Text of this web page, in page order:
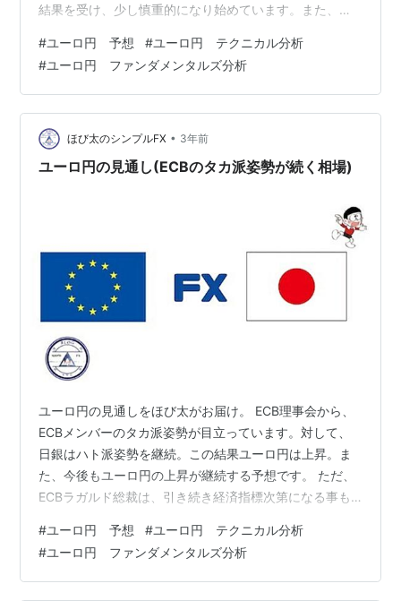
結果を受け、少し慎重的になり始めています。また、日
び太は、日足と4時間足は上昇目線で、1時間足は落下目
線を予想。まずは、短期の相場が崩れて行く所を見てい
きたいと思います。 それでは、上記の内容を含めユーロ
円相場の見通しを、ほび太がお届けします。 ユーロ円 フ
ァンダメンタルズ分析 タカ派姿勢が続くECB ユーロ経済
指標に注目 タカ派姿勢…
#ユーロ円 予想 #ユーロ円 テクニカル分析
#ユーロ円 ファンダメンタルズ分析
ほび太のシンプルFX • 3年前
ユーロ円の見通し(ECBのタカ派姿勢が続く相場)
ユーロ円の見通しをほび太がお届け。 ECB理事会から、
ECBメンバーのタカ派姿勢が目立っています。対して、
日銀はハト派姿勢を継続。この結果ユーロ円は上昇。ま
た、今後もユーロ円の上昇が継続する予想です。 ただ、
ECBラガルド総裁は、引き続き経済指標次第になる事も
勢が一変するかも。また、警戒したいのが日銀の為替介
入です。今は報道はありませんが、気にしていきましょ
う。 それでは、ユーロ円相場の見通しを、ほび太がお届
#ユーロ円 予想 #ユーロ円 テクニカル分析
#ユーロ円 ファンダメンタルズ分析